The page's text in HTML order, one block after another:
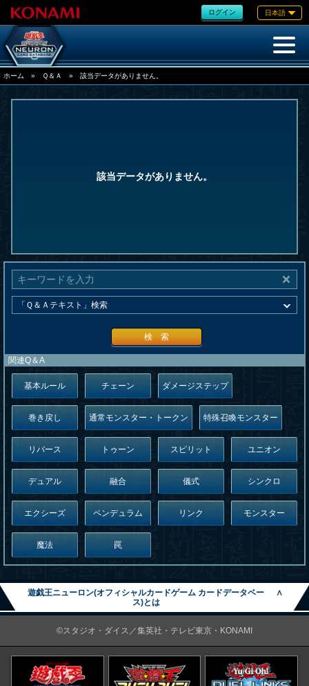
ログイン 日本語
ホーム » Ｑ＆Ａ » 該当データがありません。
該当データがありません。
検 索
関連Q＆A
基本ルール チェーン ダメージステップ
巻き戻し 通常モンスター・トークン 特殊召喚モンスター
リバース トゥーン スピリット ユニオン
デュアル 融合 儀式 シンクロ
エクシーズ ペンデュラム リンク モンスター
魔法 罠
遊戯王ニューロン(オフィシャルカードゲーム カードデータベー
ス)とは
∧
©スタジオ・ダイス／集英社・テレビ東京・KONAMI